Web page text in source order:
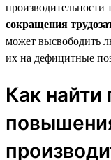
производительности
сокращения
может высвободить
их на дефицитные
Как найти